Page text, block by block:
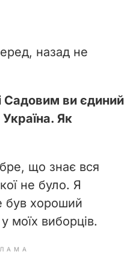
назад не
Садовим ви єдиний
Як
що знає вся
не було. Я
був хороший
моїх виборців.